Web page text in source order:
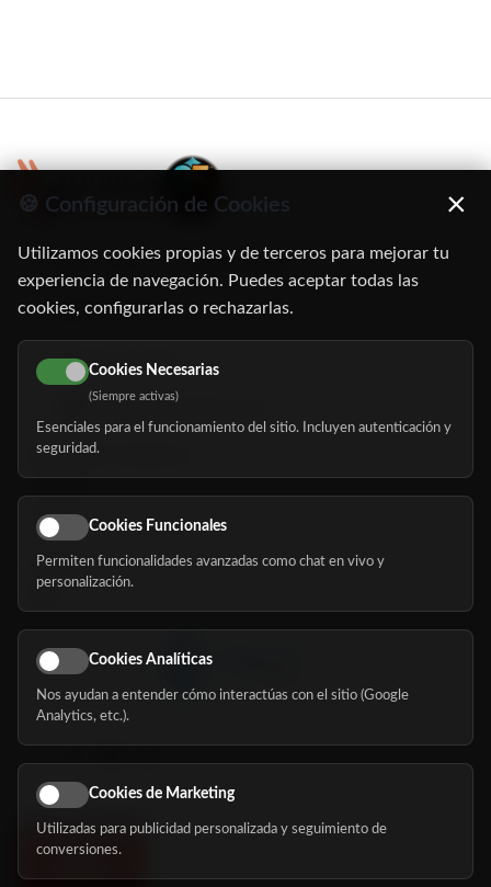
C/ Oruro, 11. 28016 Madrid
91 345 06 26
616 113 103
hola@mundomayor.com
Buscador de residencias
Eventos
Nosotros
Síguenos
🍪 Configuración de Cookies ×
Utilizamos cookies propias y de terceros para mejorar tu
experiencia de navegación. Puedes aceptar todas las
cookies, configurarlas o rechazarlas.
Cookies Necesarias
(Siempre activas)
Esenciales para el funcionamiento del sitio. Incluyen autenticación y
seguridad.
Cookies Funcionales
Permiten funcionalidades avanzadas como chat en vivo y
personalización.
Cookies Analíticas
Nos ayudan a entender cómo interactúas con el sitio (Google
Analytics, etc.).
Cookies de Marketing
Utilizadas para publicidad personalizada y seguimiento de
conversiones.